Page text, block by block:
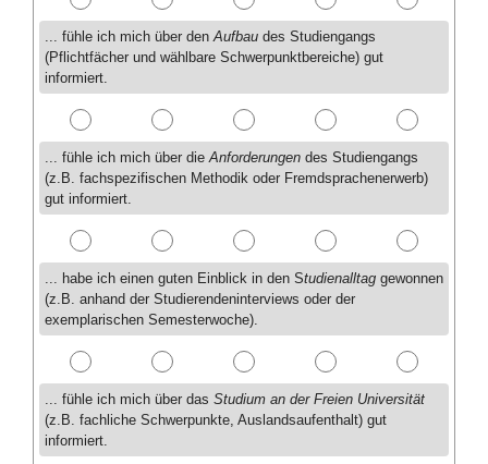
... fühle ich mich über den Aufbau des Studiengangs
(Pflichtfächer und wählbare Schwerpunktbereiche) gut
informiert.
... fühle ich mich über die Anforderungen des Studiengangs
(z.B. fachspezifischen Methodik oder Fremdsprachenerwerb)
gut informiert.
... habe ich einen guten Einblick in den Studienalltag gewonnen
(z.B. anhand der Studierendeninterviews oder der
exemplarischen Semesterwoche).
... fühle ich mich über das Studium an der Freien Universität
(z.B. fachliche Schwerpunkte, Auslandsaufenthalt) gut
informiert.